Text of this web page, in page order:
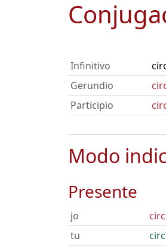
Infinitivo
Gerundio
Participio
Modo
Presente
jo
tu